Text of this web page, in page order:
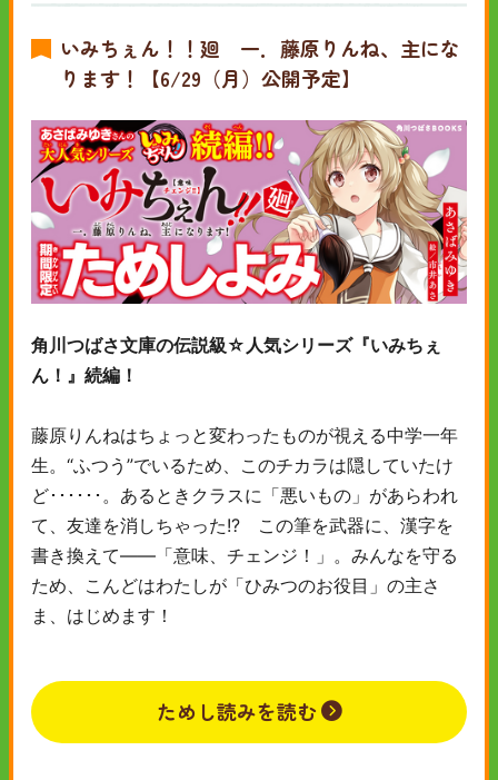
いみちぇん！！廻 一．藤原りんね、主にな
ります！【6/29（月）公開予定】
角川つばさ文庫の伝説級☆人気シリーズ『いみちぇ
ん！』続編！
藤原りんねはちょっと変わったものが視える中学一年
生。“ふつう”でいるため、このチカラは隠していたけ
ど･･････。あるときクラスに「悪いもの」があらわれ
て、友達を消しちゃった!? この筆を武器に、漢字を
書き換えて――「意味、チェンジ！」。みんなを守る
ため、こんどはわたしが「ひみつのお役目」の主さ
ま、はじめます！
ためし読みを読む